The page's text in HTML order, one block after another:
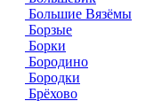
Большие Вязёмы
Борзые
Борки
Бородино
Бородки
Брёхово